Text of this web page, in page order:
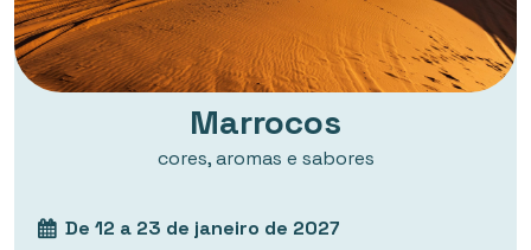
Marrocos
cores, aromas e sabores
De 12 a 23 de janeiro de 2027